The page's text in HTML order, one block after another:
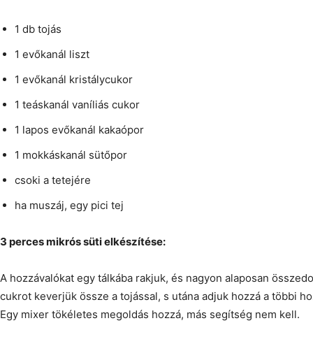
1 db tojás
1 evőkanál liszt
1 evőkanál kristálycukor
1 teáskanál vaníliás cukor
1 lapos evőkanál kakaópor
1 mokkáskanál sütőpor
csoki a tetejére
ha muszáj, egy pici tej
3 perces mikrós süti elkészítése:
A hozzávalókat egy tálkába rakjuk, és nagyon alaposan
cukrot keverjük össze a tojással, s utána adjuk hozzá a többi
Egy mixer tökéletes megoldás hozzá, más segítség nem kell.